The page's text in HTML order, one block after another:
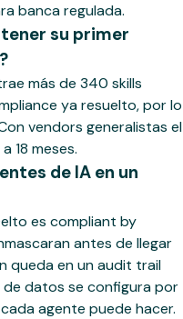
banca regulada.
su primer
más de 340 skills
ya resuelto, por lo
vendors generalistas el
18 meses.
de IA en un
es compliant by
antes de llegar
queda en un audit trail
de datos se configura por
agente puede hacer.